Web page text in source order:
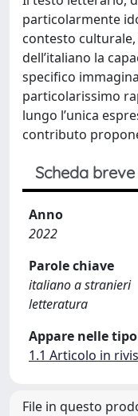
particolarmente
contesto culturale,
dell’italiano la
specifico
particolarissimo
lungo l’unica
contributo
Scheda breve
Anno
2022
Parole chiave
italiano a stranieri
letteratura
Appare nelle
1.1 Articolo in
File in questo